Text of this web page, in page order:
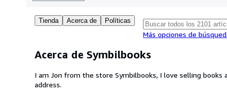
Tienda Acerca de Políticas
Más opciones de
Acerca de Symbilbooks
I am Jon from the store Symbilbooks, I love selling
address.